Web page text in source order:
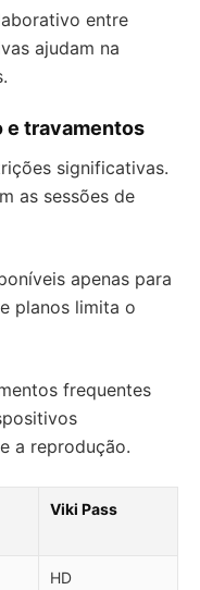
entre
ajudam na
e travamentos
significativas.
as sessões de
apenas para
planos limita o
frequentes
a reprodução.
Viki Pass
HD